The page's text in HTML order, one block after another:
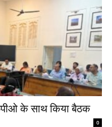
के साथ किया बैठक
0